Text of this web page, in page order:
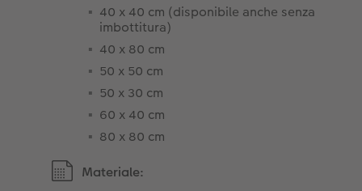
40 x 40 cm (disponibile anche senza
imbottitura)
40 x 80 cm
50 x 50 cm
50 x 30 cm
60 x 40 cm
80 x 80 cm
Materiale: